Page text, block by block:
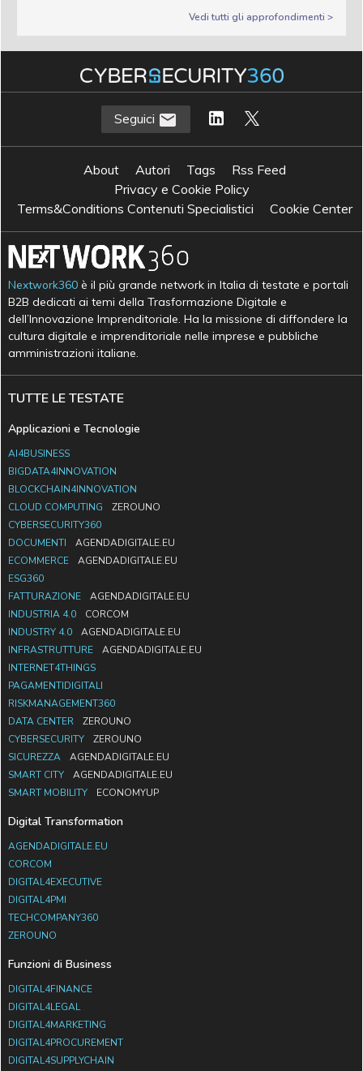
Vedi tutti gli approfondimenti >
Seguici
About Autori Tags
Rss Feed
Privacy e Cookie Policy
Terms&Conditions Contenuti Specialistici
Cookie Center
Nextwork360 è il più grande network in Italia di testate e portali
B2B dedicati ai temi della Trasformazione Digitale e
dell’Innovazione Imprenditoriale. Ha la missione di diffondere la
cultura digitale e imprenditoriale nelle imprese e pubbliche
amministrazioni italiane.
TUTTE LE TESTATE
Applicazioni e Tecnologie
AI4BUSINESS
BIGDATA4INNOVATION
BLOCKCHAIN4INNOVATION
CLOUD COMPUTING
ZEROUNO
CYBERSECURITY360
DOCUMENTI
AGENDADIGITALE.EU
ECOMMERCE
AGENDADIGITALE.EU
ESG360
FATTURAZIONE
AGENDADIGITALE.EU
INDUSTRIA 4.0
CORCOM
INDUSTRY 4.0
AGENDADIGITALE.EU
INFRASTRUTTURE
AGENDADIGITALE.EU
INTERNET4THINGS
PAGAMENTIDIGITALI
RISKMANAGEMENT360
DATA CENTER
ZEROUNO
CYBERSECURITY
ZEROUNO
SICUREZZA
AGENDADIGITALE.EU
SMART CITY
AGENDADIGITALE.EU
SMART MOBILITY
ECONOMYUP
Digital Transformation
AGENDADIGITALE.EU
CORCOM
DIGITAL4EXECUTIVE
DIGITAL4PMI
TECHCOMPANY360
ZEROUNO
Funzioni di Business
DIGITAL4FINANCE
DIGITAL4LEGAL
DIGITAL4MARKETING
DIGITAL4PROCUREMENT
DIGITAL4SUPPLYCHAIN